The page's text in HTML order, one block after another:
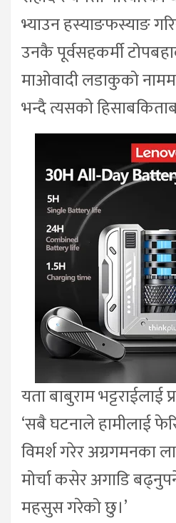
भ्याउन हस्याङफस्याङ
उनकै पूर्वसहकर्मी
माओवादी लडाकुको
भन्दै त्यसको
यता बाबुराम भट्टराईलाई
‘सबै घटनाले हामीलाई
विमर्श गरेर अग्रगमनका
मोर्चा कसेर अगाडि
महसुस गरेको छु।’